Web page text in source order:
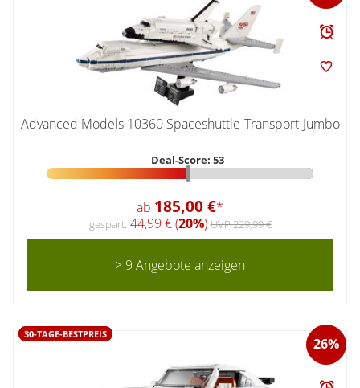
Advanced Models 10360 Spaceshuttle-Transport-Jumbo
Deal-Score: 53
ab 185,00 €*
gespart: 44,99 € (20%)UVP 229,99 €
> 9 Angebote anzeigen
26%
30-TAGE-BESTPREIS